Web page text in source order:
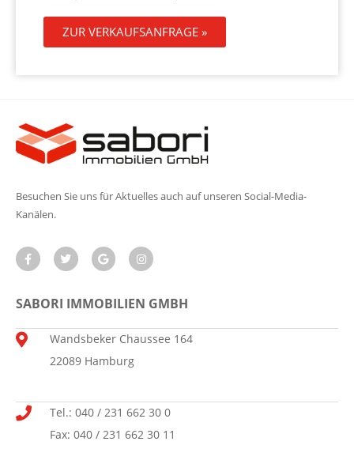
ZUR VERKAUFSANFRAGE »
Besuchen Sie uns für Aktuelles auch auf unseren Social-Media-
Kanälen.
SABORI IMMOBILIEN GMBH
Wandsbeker Chaussee 164
22089 Hamburg
Tel.: 040 / 231 662 30 0
Fax: 040 / 231 662 30 11